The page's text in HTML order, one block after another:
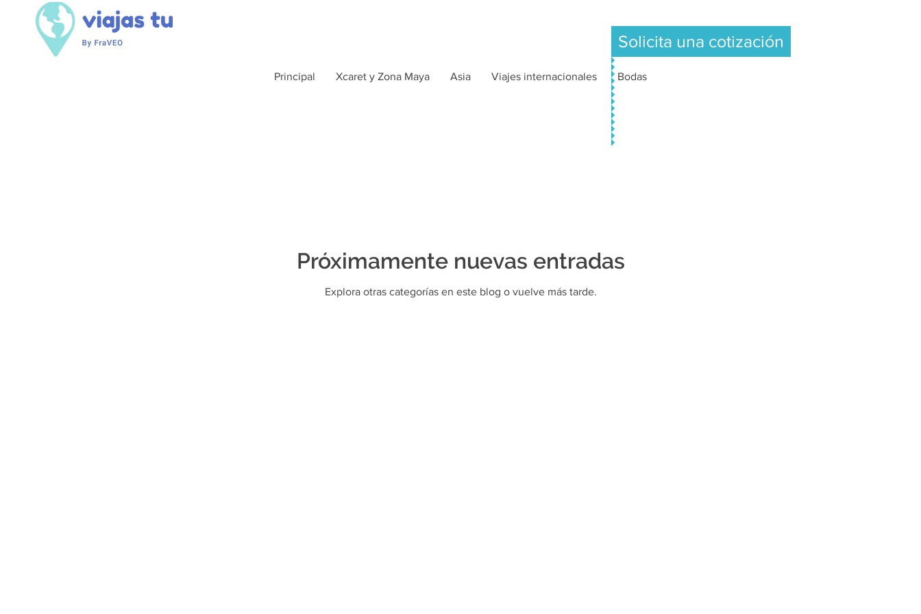
Solicita una cotización
Principal Xcaret y Zona Maya Asia Viajes internacionales Bodas
Próximamente nuevas entradas
Explora otras categorías en este blog o vuelve más tarde.